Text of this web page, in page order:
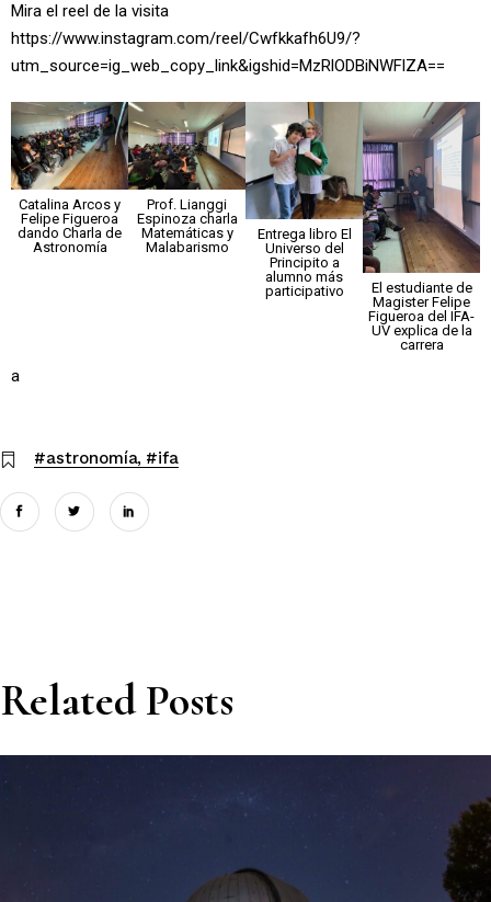
Mira el reel de la visita
https://www.instagram.com/reel/Cwfkkafh6U9/?
utm_source=ig_web_copy_link&igshid=MzRlODBiNWFlZA==
Catalina Arcos y
Felipe Figueroa
dando Charla de
Astronomía
Prof. Lianggi
Espinoza charla
Matemáticas y
Malabarismo
Entrega libro El
Universo del
Principito a
alumno más
participativo
El estudiante de
Magister Felipe
Figueroa del IFA-
UV explica de la
carrera
a
#astronomía #ifa
Related Posts